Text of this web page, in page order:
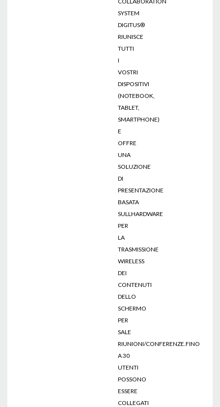
SYSTEM
DIGITUS®
RIUNISCE
TUTTI
I
VOSTRI
DISPOSITIVI
(NOTEBOOK,
TABLET,
SMARTPHONE)
E
OFFRE
UNA
SOLUZIONE
DI
PRESENTAZIONE
BASATA
SULLHARDWARE
PER
LA
TRASMISSIONE
WIRELESS
DEI
CONTENUTI
DELLO
SCHERMO
PER
SALE
RIUNIONI/CONFERENZE.FINO
A 30
UTENTI
POSSONO
ESSERE
COLLEGATI